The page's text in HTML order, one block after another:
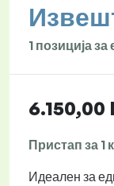
1 позиција
6.150,00
Пристап за 1
Идеален за